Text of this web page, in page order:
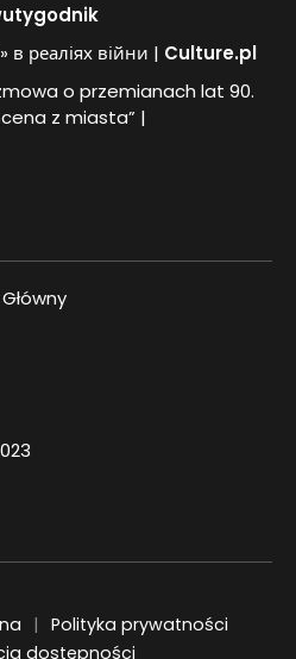
в реаліях війни | Culture.pl
o przemianach lat 90.
z miasta” |
Polityka prywatności
dostępności